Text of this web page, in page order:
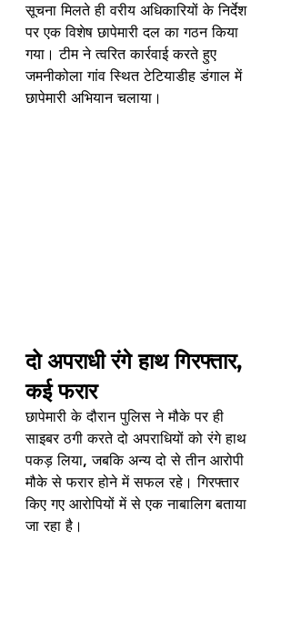
सूचना मिलते ही वरीय अधिकारियों के निर्देश
पर एक विशेष छापेमारी दल का गठन किया
गया। टीम ने त्वरित कार्रवाई करते हुए
जमनीकोला गांव स्थित टेटियाडीह डंगाल में
छापेमारी अभियान चलाया।
दो अपराधी रंगे हाथ गिरफ्तार,
कई फरार
छापेमारी के दौरान पुलिस ने मौके पर ही
साइबर ठगी करते दो अपराधियों को रंगे हाथ
पकड़ लिया, जबकि अन्य दो से तीन आरोपी
मौके से फरार होने में सफल रहे। गिरफ्तार
किए गए आरोपियों में से एक नाबालिग बताया
जा रहा है।